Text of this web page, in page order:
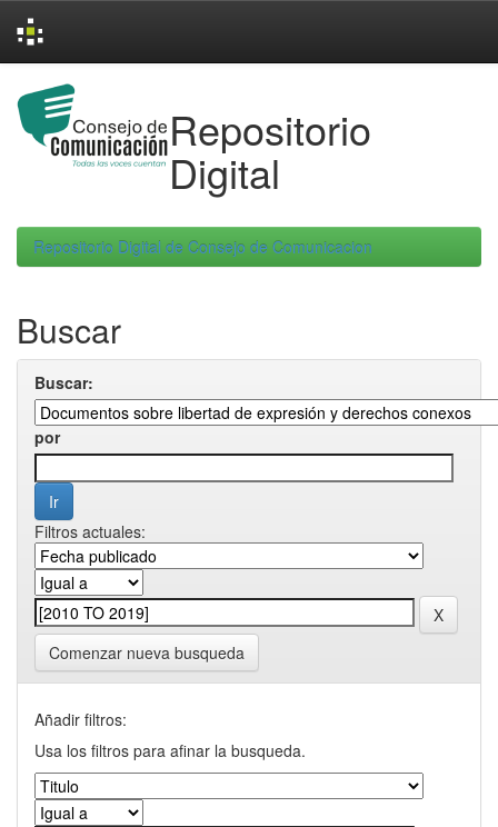
navigation
Repositorio
Digital
Repositorio Digital de Consejo de Comunicacion
Buscar
Buscar:
por
Filtros actuales:
Comenzar nueva busqueda
Añadir filtros:
Usa los filtros para afinar la busqueda.